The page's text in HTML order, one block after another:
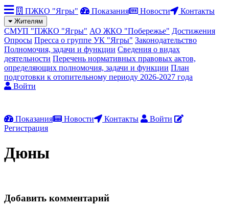
ПЖКО "Ягры" Показания Новости Контакты
Жителям
СМУП "ПЖКО "Ягры" АО ЖКО "Побережье" Достижения
Опросы Пресса о группе УК "Ягры" Законодательство
Полномочия, задачи и функции Сведения о видах
деятельности Перечень нормативных правовых актов,
определяющих полномочия, задачи и функции План
подготовки к отопительному периоду 2026-2027 года
Войти
Показания Новости Контакты
Войти
Регистрация
Дюны
Добавить комментарий